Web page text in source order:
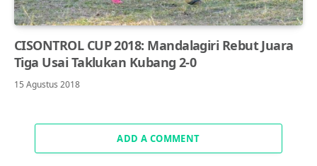
CISONTROL CUP 2018: Mandalagiri Rebut Juara
Tiga Usai Taklukan Kubang 2-0
15 Agustus 2018
ADD A COMMENT